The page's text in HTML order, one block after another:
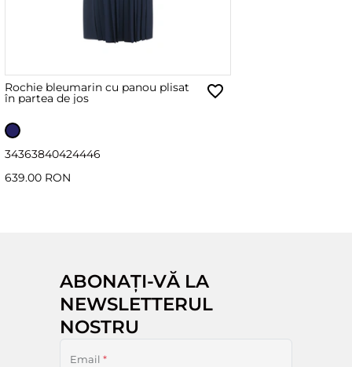
Rochie bleumarin cu panou plisat
în partea de jos
34363840424446
639.00 RON
ABONAȚI-VĂ LA
NEWSLETTERUL
NOSTRU
Email *